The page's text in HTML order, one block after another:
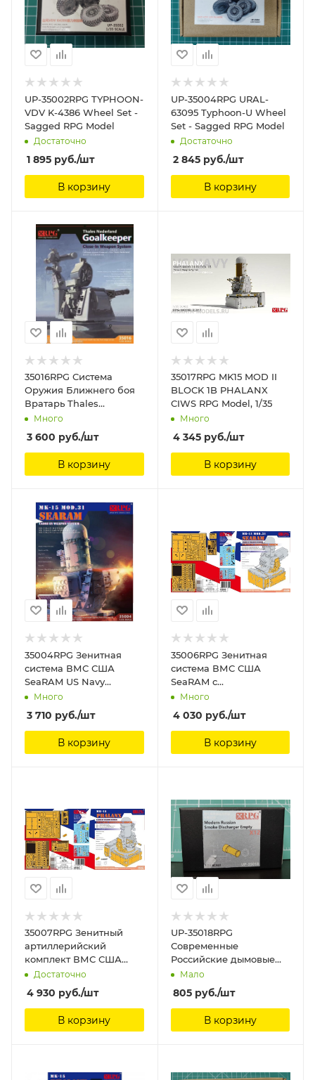
UP-35002RPG TYPHOON-
VDV K-4386 Wheel Set -
Sagged RPG Model
Достаточно
1 895 руб./шт
В корзину
UP-35004RPG URAL-
63095 Typhoon-U Wheel
Set - Sagged RPG Model
Достаточно
2 845руб./шт
В корзину
35016RPG Система
Оружия Ближнего боя
Вратарь Thales
Nederland RPG Model,
Много
3 600 руб./шт
В корзину
35017RPG MK15 MOD II
BLOCK 1B PHALANX
CIWS RPG Model, 1/35
Много
4 345руб./шт
В корзину
35004RPG Зенитная
система ВМС США
SeaRAM US Navy
SEARAM close-in
weapon system RPG
Model, 1/35
Много
3 710 руб./шт
В корзину
35006RPG Зенитная
система ВМС США
SeaRAM с
дополнительной
броней US Navy
SEARAM close-in
weapon system with
Additional armor RPG
Много
4 030 руб./шт
В корзину
35007RPG Зенитный
артиллерийский
комплект ВМС США
Phalanx с
дополнительной
броней US Navy Phalanx
close-in weapon system
with Additional armor
Достаточно
4 930 руб./шт
В корзину
UP-35018RPG
Современные
Российские дымовые
гранатометы пустые (12
шт) Modern Russian
Smoke Discharger
Empty X12 RPG Model,
Мало
805руб./шт
В корзину